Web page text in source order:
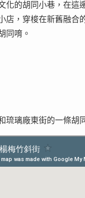
化的胡同小巷，在這
店，穿梭在新舊融合
同唷。
琉璃廠東街的一條胡